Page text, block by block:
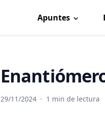
Apuntes
29/11/2024 · 1 min de lectura